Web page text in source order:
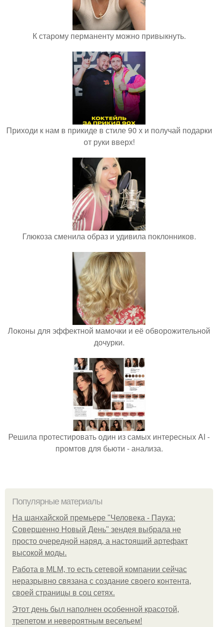
К старому перманенту можно привыкнуть.
Приходи к нам в прикиде в стиле 90 х и получай подарки
от руки вверх!
Глюкоза сменила образ и удивила поклонников.
Локоны для эффектной мамочки и её обворожительной
дочурки.
Решила протестировать один из самых интересных AI -
промтов для бьюти - анализа.
Популярные материалы
На шанхайской премьере "Человека - Паука:
Совершенно Новый День" зендея выбрала не
просто очередной наряд, а настоящий артефакт
высокой моды.
Работа в MLM, то есть сетевой компании сейчас
неразрывно связана с создание своего контента,
своей страницы в соц сетях.
Этот день был наполнен особенной красотой,
трепетом и невероятным весельем!